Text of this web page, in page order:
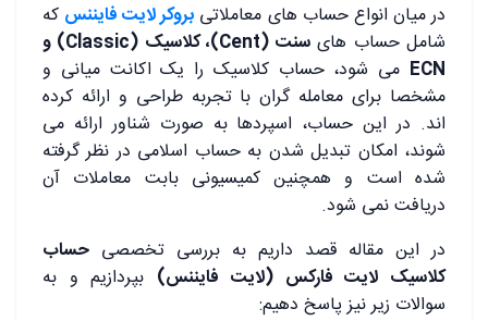
در میان انواع حساب های معاملاتی بروکر لایت فایننس که
شامل حساب های
سنت (Cent)، کلاسیک (Classic) و
ECN می شود، حساب کلاسیک را یک اکانت میانی و
مشخصا برای معامله گران با تجربه طراحی و ارائه کرده
اند. در این حساب، اسپردها به صورت شناور ارائه می
شوند، امکان تبدیل شدن به حساب اسلامی در نظر گرفته
شده است و همچنین کمیسیونی بابت معاملات آن
دریافت نمی شود.
در این مقاله قصد داریم به بررسی تخصصی حساب
کلاسیک لایت فارکس (لایت فایننس) بپردازیم و به
سوالات زیر نیز پاسخ دهیم: